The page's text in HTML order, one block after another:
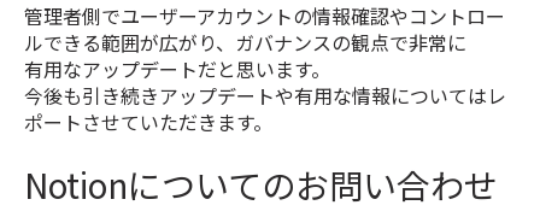
管理者側でユーザーアカウントの情報確認やコントロー
ルできる範囲が広がり、ガバナンスの観点で非常に
有用なアップデートだと思います。
今後も引き続きアップデートや有用な情報についてはレ
ポートさせていただきます。
Notionについてのお問い合わせ